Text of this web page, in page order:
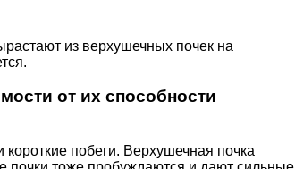
из верхушечных почек на
от их способности
побеги. Верхушечная почка